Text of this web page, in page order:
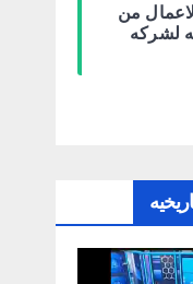
من
لشركه